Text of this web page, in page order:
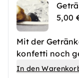
5,00
Mit der
konfetti noch
prickelnden
In den